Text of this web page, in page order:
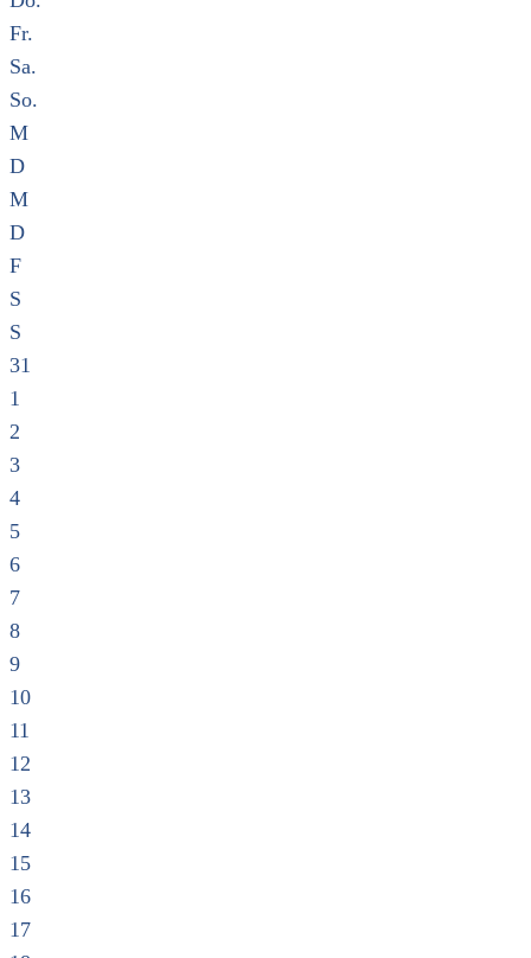
Fr.
Sa.
So.
M
D
M
D
F
S
S
31
1
2
3
4
5
6
7
8
9
10
11
12
13
14
15
16
17